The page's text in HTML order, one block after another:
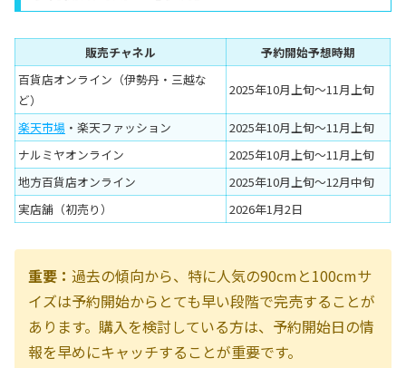
販売チャネル
予約開始予想時期
百貨店オンライン（伊勢丹・三越な
ど）
2025年10月上旬〜11月上旬
楽天市場 ・楽天ファッション
2025年10月上旬〜11月上旬
ナルミヤオンライン
2025年10月上旬〜11月上旬
地方百貨店オンライン
2025年10月上旬〜12月中旬
実店舗（初売り）
2026年1月2日
重要： 過去の傾向から、特に人気の90cmと100cmサ
イズは予約開始からとても早い段階で完売することが
あります。購入を検討している方は、予約開始日の情
報を早めにキャッチすることが重要です。